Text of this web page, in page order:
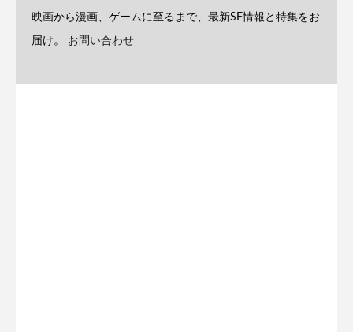
映画から漫画、ゲームに至るまで、最新SF情報と特集をお
届け。 お問い合わせ